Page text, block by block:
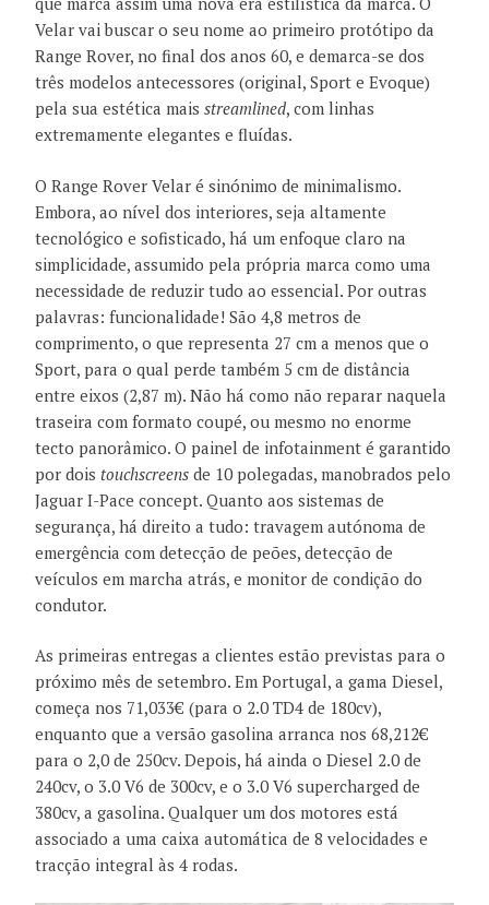
Velar vai buscar o seu nome ao primeiro protótipo da
Range Rover, no final dos anos 60, e demarca-se dos
três modelos antecessores (original, Sport e Evoque)
pela sua estética mais streamlined, com linhas
extremamente elegantes e fluídas.
O Range Rover Velar é sinónimo de minimalismo.
Embora, ao nível dos interiores, seja altamente
tecnológico e sofisticado, há um enfoque claro na
simplicidade, assumido pela própria marca como uma
necessidade de reduzir tudo ao essencial. Por outras
palavras: funcionalidade! São 4,8 metros de
comprimento, o que representa 27 cm a menos que o
Sport, para o qual perde também 5 cm de distância
entre eixos (2,87 m). Não há como não reparar naquela
traseira com formato coupé, ou mesmo no enorme
tecto panorâmico. O painel de infotainment é garantido
por dois touchscreens de 10 polegadas, manobrados pelo
Jaguar I-Pace concept. Quanto aos sistemas de
segurança, há direito a tudo: travagem autónoma de
emergência com detecção de peões, detecção de
veículos em marcha atrás, e monitor de condição do
condutor.
As primeiras entregas a clientes estão previstas para o
próximo mês de setembro. Em Portugal, a gama Diesel,
começa nos 71,033€ (para o 2.0 TD4 de 180cv),
enquanto que a versão gasolina arranca nos 68,212€
para o 2,0 de 250cv. Depois, há ainda o Diesel 2.0 de
240cv, o 3.0 V6 de 300cv, e o 3.0 V6 supercharged de
380cv, a gasolina. Qualquer um dos motores está
associado a uma caixa automática de 8 velocidades e
tracção integral às 4 rodas.